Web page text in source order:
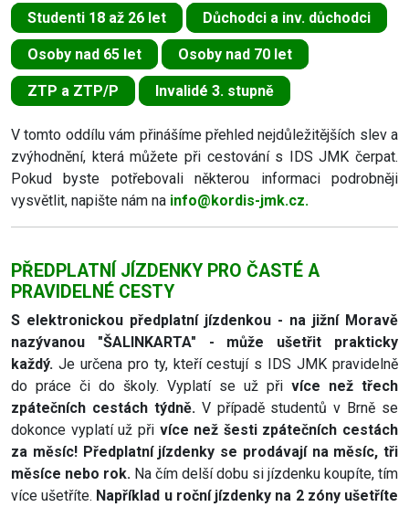
Studenti 18 až 26 let Důchodci a inv. důchodci
Osoby nad 65 let Osoby nad 70 let
ZTP a ZTP/P Invalidé 3. stupně
V tomto oddílu vám přinášíme přehled nejdůležitějších slev a
zvýhodnění, která můžete při cestování s IDS JMK čerpat.
Pokud byste potřebovali některou informaci podrobněji
vysvětlit, napište nám na info@kordis-jmk.cz.
PŘEDPLATNÍ JÍZDENKY PRO ČASTÉ A
PRAVIDELNÉ CESTY
S elektronickou předplatní jízdenkou - na jižní Moravě
nazývanou "ŠALINKARTA" - může ušetřit prakticky
každý. Je určena pro ty, kteří cestují s IDS JMK pravidelně
do práce či do školy. Vyplatí se už při více než třech
zpátečních cestách týdně. V případě studentů v Brně se
dokonce vyplatí už při více než šesti zpátečních cestách
za měsíc! Předplatní jízdenky se prodávají na měsíc, tři
měsíce nebo rok. Na čím delší dobu si jízdenku koupíte, tím
více ušetříte. Například u roční jízdenky na 2 zóny ušetříte